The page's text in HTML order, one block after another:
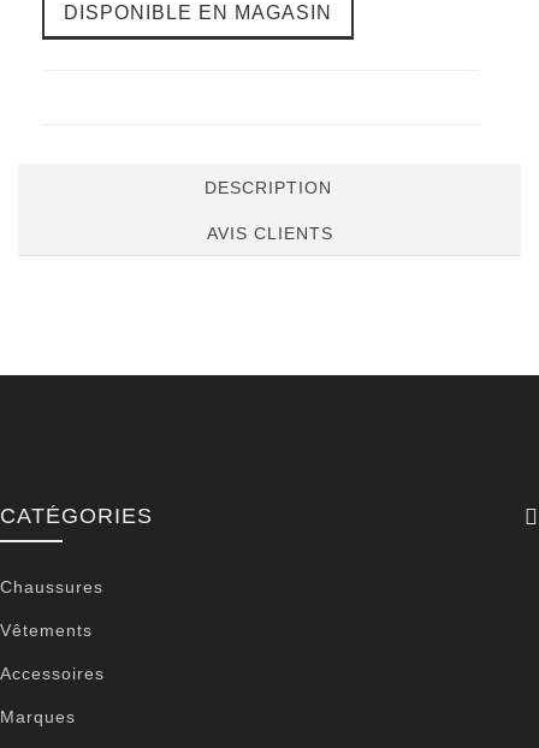
DISPONIBLE EN MAGASIN
DESCRIPTION
AVIS CLIENTS
CATÉGORIES
Chaussures
Vêtements
Accessoires
Marques